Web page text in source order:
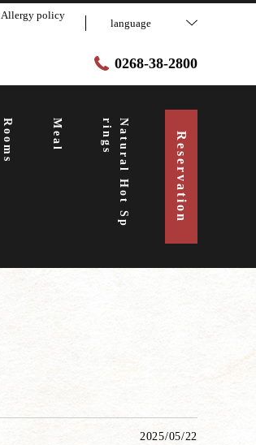
Allergy policy
language
0268-38-2800
N
a
t
u
r
a
l
H
o
t
S
p
r
i
n
g
s
Meal
Rooms Reservation
2025/05/22